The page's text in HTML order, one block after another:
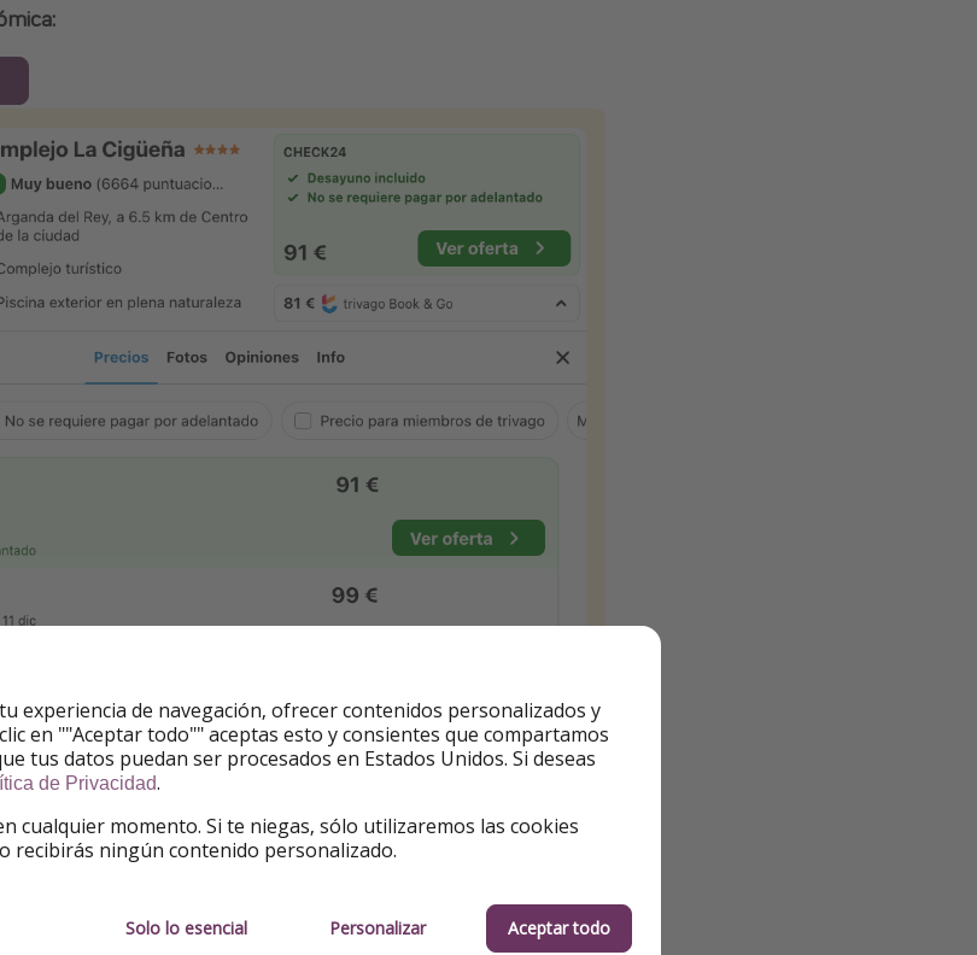
experiencia de navegación, ofrecer contenidos personalizados y
en ""Aceptar todo"" aceptas esto y consientes que compartamos
tus datos puedan ser procesados en Estados Unidos. Si deseas
de Privacidad.
cualquier momento. Si te niegas, sólo utilizaremos las cookies
recibirás ningún contenido personalizado.
Solo lo esencial Personalizar Aceptar todo